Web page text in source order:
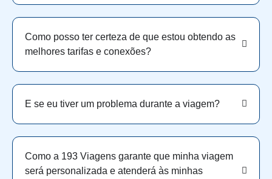
Como posso ter certeza de que estou obtendo as
melhores tarifas e conexões?
E se eu tiver um problema durante a viagem?
Como a 193 Viagens garante que minha viagem
será personalizada e atenderá às minhas